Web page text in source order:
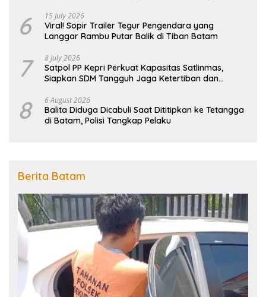
6 15 July 2026
Viral! Sopir Trailer Tegur Pengendara yang
Langgar Rambu Putar Balik di Tiban Batam
7 8 July 2026
Satpol PP Kepri Perkuat Kapasitas Satlinmas,
Siapkan SDM Tangguh Jaga Ketertiban dan
8 6 August 2026
Balita Diduga Dicabuli Saat Dititipkan ke Tetangga
di Batam, Polisi Tangkap Pelaku
Berita Batam